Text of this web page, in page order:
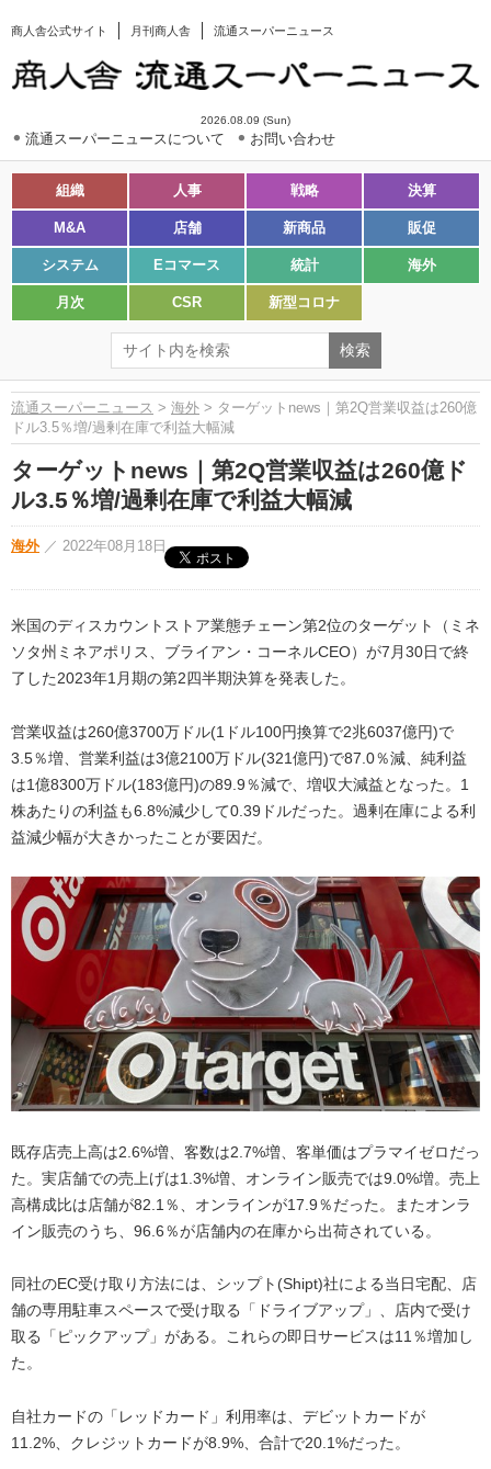
商人舎公式サイト 月刊商人舎 流通スーパーニュース
2026.08.09 (Sun)
流通スーパーニュースについて お問い合わせ
組織 人事 戦略 決算
M&A 店舗 新商品 販促
システム Eコマース 統計 海外
月次 CSR 新型コロナ
流通スーパーニュース > 海外 > ターゲットnews｜第2Q営業収益は260億
ドル3.5％増/過剰在庫で利益大幅減
ターゲットnews｜第2Q営業収益は260億ド
ル3.5％増/過剰在庫で利益大幅減
海外 ／ 2022年08月18日
米国のディスカウントストア業態チェーン第2位のターゲット（ミネ
ソタ州ミネアポリス、ブライアン・コーネルCEO）が7月30日で終
了した2023年1月期の第2四半期決算を発表した。
営業収益は260億3700万ドル(1ドル100円換算で2兆6037億円)で
3.5％増、営業利益は3億2100万ドル(321億円)で87.0％減、純利益
は1億8300万ドル(183億円)の89.9％減で、増収大減益となった。1
株あたりの利益も6.8%減少して0.39ドルだった。過剰在庫による利
益減少幅が大きかったことが要因だ。
既存店売上高は2.6%増、客数は2.7%増、客単価はプラマイゼロだっ
た。実店舗での売上げは1.3%増、オンライン販売では9.0%増。売上
高構成比は店舗が82.1％、オンラインが17.9％だった。またオンラ
イン販売のうち、96.6％が店舗内の在庫から出荷されている。
同社のEC受け取り方法には、シップト(Shipt)社による当日宅配、店
舗の専用駐車スペースで受け取る「ドライブアップ」、店内で受け
取る「ピックアップ」がある。これらの即日サービスは11％増加し
た。
自社カードの「レッドカード」利用率は、デビットカードが
11.2%、クレジットカードが8.9%、合計で20.1%だった。